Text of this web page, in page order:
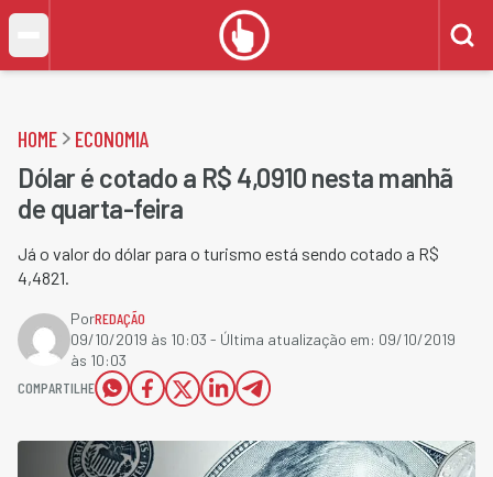
HOME ECONOMIA
Dólar é cotado a R$ 4,0910 nesta manhã
de quarta-feira
Já o valor do dólar para o turismo está sendo cotado a R$
4,4821.
PorREDAÇÃO
09/10/2019 às 10:03 - Última atualização em: 09/10/2019
às 10:03
COMPARTILHE